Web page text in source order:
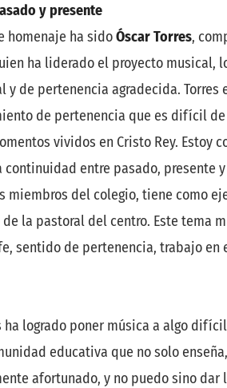
y presente
homenaje ha sidoÓscar Torres,
ha liderado el proyecto musical,
de pertenencia agradecida. Torres
de pertenencia que es difícil
vividos en Cristo Rey. Estoy
continuidad entre pasado, presente
miembros del colegio, tiene como
la pastoral del centro. Este tema
sentido de pertenencia, trabajo
ha logrado poner música a algo
educativa que no solo
afortunado, y no puedo sino dar